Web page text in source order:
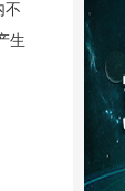
不
生
·
·
·